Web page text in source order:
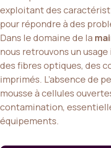
exploitant des
pour répondre à des
Dans le domaine de la
nous retrouvons un
des fibres optiques, des
imprimés. L’absence de
mousse à cellules
contamination,
équipements.